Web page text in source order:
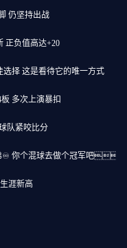
仍坚持出战
正负值高达+20
择 这是看待它的唯一方式
多次上演暴扣
队紧咬比分
你个混球去做个冠军吧
涯新高